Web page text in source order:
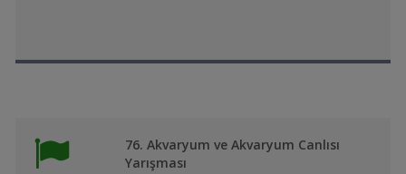
76. Akvaryum ve Akvaryum Canlısı
Yarışması